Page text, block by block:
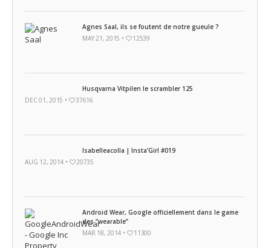
Agnes Saal, ils se foutent de notre gueule ?
MAY 21, 2015 •
12539
Husqvarna Vitpilen le scrambler 125
DEC 01, 2015 •
37616
Isabelleacolla | Insta’Girl #019
AUG 12, 2014 •
20735
Android Wear, Google officiellement dans le game
des “wearable”
MAR 18, 2014 •
11300